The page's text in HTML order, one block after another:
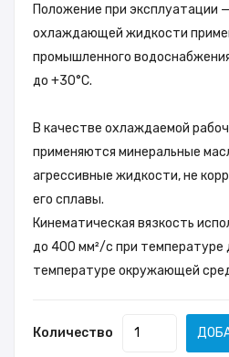
Положение при эксплуатации
охлаждающей жидкости
промышленного
до +30°С.
В качестве охлаждаемой
применяются минеральные
агрессивные жидкости, не
его сплавы.
Кинематическая вязкость
до 400 мм²/с при температуре
температуре окружающей
Количество